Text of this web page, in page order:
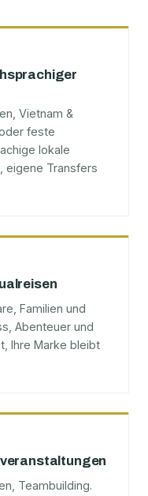
Vietnam &
feste
lokale
eigene Transfers
Familien und
Abenteuer und
Ihre Marke bleibt
Teambuilding.